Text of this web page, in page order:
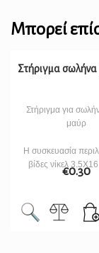
Μπορεί
Στήριγμα
Στήριγμα για
μαύρ
Η συσκευασία
βίδες νίκελ
€0.30